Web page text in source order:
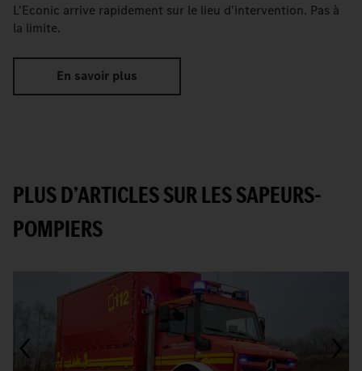
L'Econic arrive rapidement sur le lieu d'intervention. Pas à
la limite.
En savoir plus
PLUS D’ARTICLES SUR LES SAPEURS-
POMPIERS